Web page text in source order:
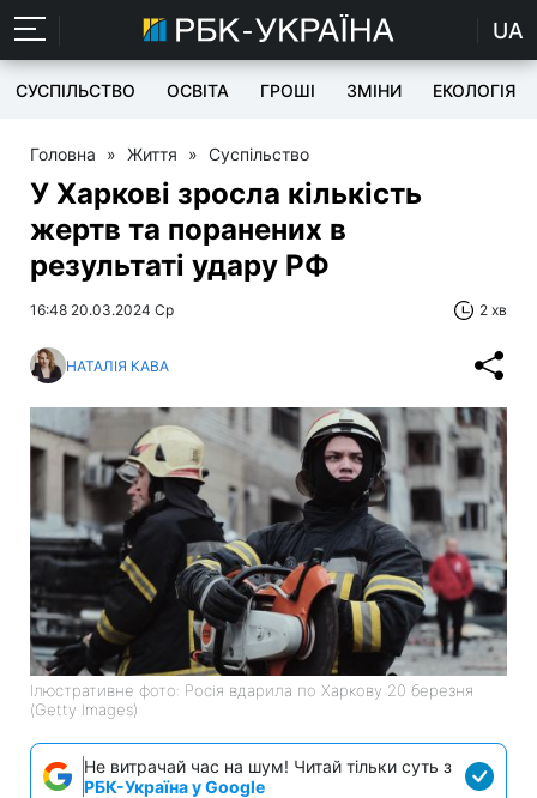
UA
СУСПІЛЬСТВО ОСВІТА ГРОШІ ЗМІНИ ЕКОЛОГІЯ
Головна » Життя » Суспільство
У Харкові зросла кількість
жертв та поранених в
результаті удару РФ
16:48 20.03.2024 Ср 2 хв
НАТАЛІЯ КАВА
Ілюстративне фото: Росія вдарила по Харкову 20 березня
(Getty Images)
Не витрачай час на шум! Читай тільки суть з
РБК-Україна у Google